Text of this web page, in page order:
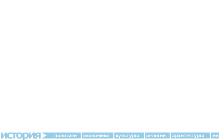
политики экономики культуры религии архитектуры